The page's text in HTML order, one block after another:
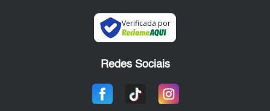
Verificada por
Redes Sociais